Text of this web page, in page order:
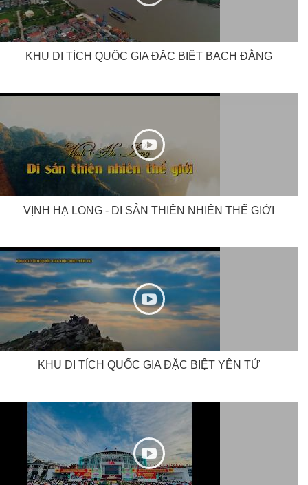
KHU DI TÍCH QUỐC GIA ĐẶC BIỆT BẠCH ĐẰNG
VỊNH HẠ LONG - DI SẢN THIÊN NHIÊN THẾ GIỚI
KHU DI TÍCH QUỐC GIA ĐẶC BIỆT YÊN TỬ